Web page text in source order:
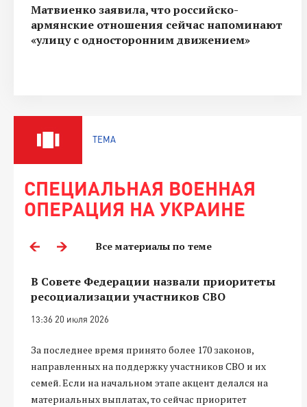
Матвиенко заявила, что российско-
армянские отношения сейчас напоминают
«улицу с односторонним движением»
ТЕМА
СПЕЦИАЛЬНАЯ ВОЕННАЯ
ОПЕРАЦИЯ НА УКРАИНЕ
Все материалы по теме
В Совете Федерации назвали приоритеты
ресоциализации участников СВО
13:36 20 июля 2026
За последнее время принято более 170 законов,
направленных на поддержку участников СВО и их
семей. Если на начальном этапе акцент делался на
материальных выплатах, то сейчас приоритет